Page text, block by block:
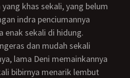
khas sekali, yang belum
indra penciumannya
enak sekali di hidung.
lama Deni memainkannya
bibirnya menarik lembut